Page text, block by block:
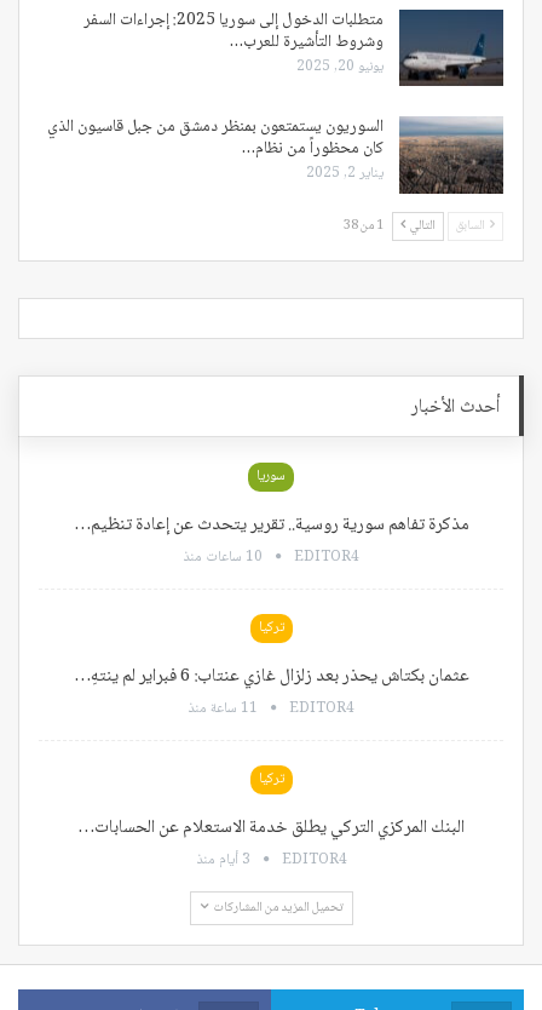
متطلبات الدخول إلى سوريا 2025: إجراءات السفر
وشروط التأشيرة للعرب…
يونيو 20, 2025
السوريون يستمتعون بمنظر دمشق من جبل قاسيون الذي
كان محظوراً من نظام…
يناير 2, 2025
السابق التالي 1 من 38
أحدث الأخبار
سوريا
مذكرة تفاهم سورية روسية.. تقرير يتحدث عن إعادة تنظيم…
EDITOR4 10 ساعات منذ
تركيا
عثمان بكتاش يحذر بعد زلزال غازي عنتاب: 6 فبراير لم ينتهِ…
EDITOR4 11 ساعة منذ
تركيا
البنك المركزي التركي يطلق خدمة الاستعلام عن الحسابات…
EDITOR4 3 أيام منذ
تحميل المزيد من المشاركات